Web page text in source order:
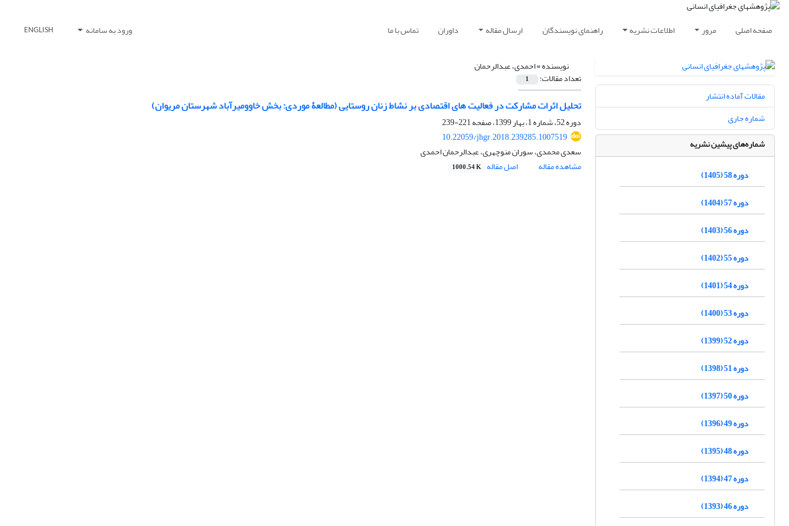
صفحه اصلی مرور اطلاعات نشریه راهنمای نویسندگان ارسال مقاله داوران تماس با ما ورود به سامانه ENGLISH
نویسنده =احمدی، عبدالرحمان
تعداد مقالات: 1
تحلیل اثرات مشارکت در فعالیت‏ های اقتصادی بر نشاط زنان روستایی (مطالعۀ موردی: بخش خاوومیرآباد شهرستان مریوان)
دوره 52، شماره 1، بهار 1399، صفحه
221-239
10.22059/jhgr.2018.239285.1007519
سعدی محمدی، سوران منوچهری، عبدالرحمان احمدی
مشاهده مقاله
اصل مقاله 1000.54 K
مقالات آماده انتشار
شماره جاری
شماره‌های پیشین نشریه
دوره 58 (1405)
دوره 57 (1404)
دوره 56 (1403)
دوره 55 (1402)
دوره 54 (1401)
دوره 53 (1400)
دوره 52 (1399)
دوره 51 (1398)
دوره 50 (1397)
دوره 49 (1396)
دوره 48 (1395)
دوره 47 (1394)
دوره 46 (1393)